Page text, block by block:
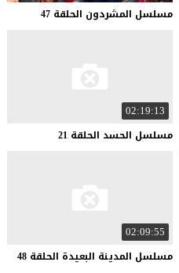
مسلسل المشردون الحلقة 47
02:19:13
مسلسل الحسد الحلقة 21
02:09:55
مسلسل المدينة البعيدة الحلقة 48